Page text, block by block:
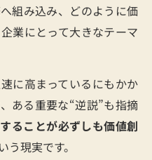
組み込み、どのように価
業にとって大きなテーマ
に高まっているにもかか
ある重要な“逆説”も指摘
ることが必ずしも価値創
う現実です。